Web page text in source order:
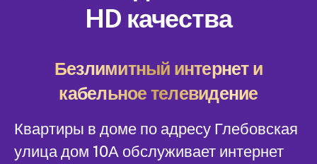
HD качества
Безлимитный интернет и
кабельное телевидение
Квартиры в доме по адресу Глебовская
улица дом 10А обслуживает интернет